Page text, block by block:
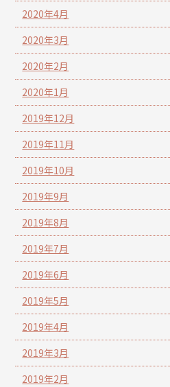
2020年4月
2020年3月
2020年2月
2020年1月
2019年12月
2019年11月
2019年10月
2019年9月
2019年8月
2019年7月
2019年6月
2019年5月
2019年4月
2019年3月
2019年2月